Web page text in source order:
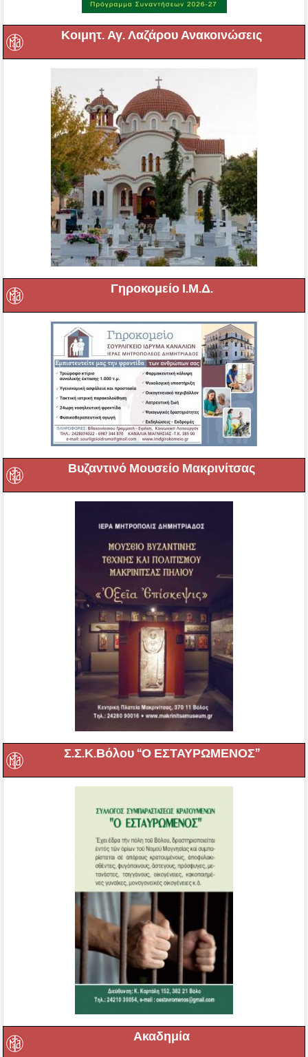
Κοιμητ. Αγ. Λαζάρου Ανακοινώσεις
Γηροκομείο Ι.Μ.Δ.
Βυζαντινό Μουσείο Μακρινίτσας
Σ.Σ.Κ.Βόλου “Ο ΕΣΤΑΥΡΩΜΕΝΟΣ”
Ακαδημία